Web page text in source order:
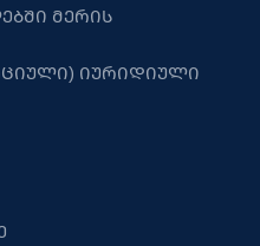
მერის
იურიდიული